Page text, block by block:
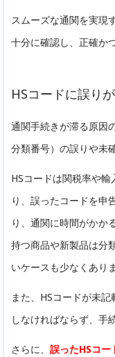
スムーズな通関を実現
十分に確認し、正確か
HSコードに誤り
通関手続きが滞る原因
分類番号）の誤りや未
HSコードは関税率や
り、誤ったコードを申
り、通関に時間がかか
持つ商品や新製品は分
いケースも少なくあり
また、HSコードが未
しなければならず、手
さらに、 誤ったHSコー